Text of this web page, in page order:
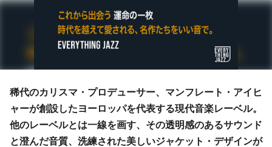
稀代のカリスマ・プロデューサー、マンフレート・アイヒ
ャーが創設したヨーロッパを代表する現代音楽レーベル。
他のレーベルとは一線を画す、その透明感のあるサウンド
と澄んだ音質、洗練された美しいジャケット・デザインが